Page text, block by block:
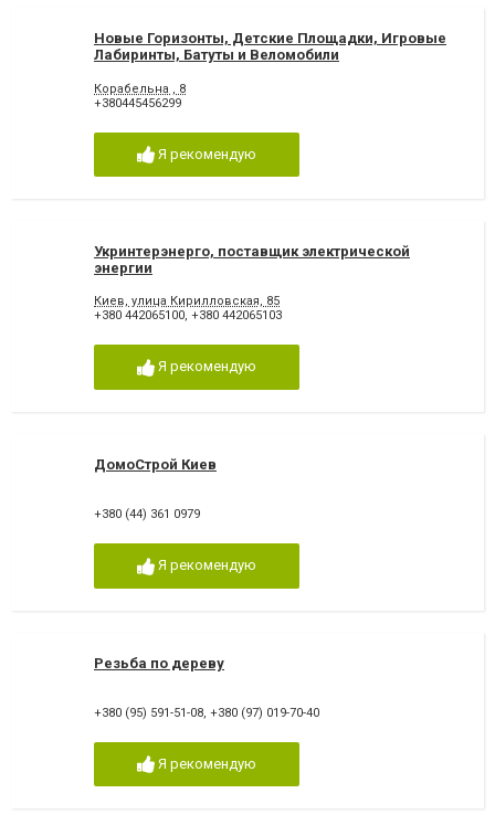
Новые Горизонты, Детские Площадки, Игровые
Лабиринты, Батуты и Веломобили
Корабельна , 8
+380445456299
Я рекомендую
Укринтерэнерго, поставщик электрической
энергии
Киев, улица Кирилловская, 85
+380 442065100, +380 442065103
Я рекомендую
ДомоСтрой Киев
+380 (44) 361 0979
Я рекомендую
Резьба по дереву
+380 (95) 591-51-08, +380 (97) 019-70-40
Я рекомендую